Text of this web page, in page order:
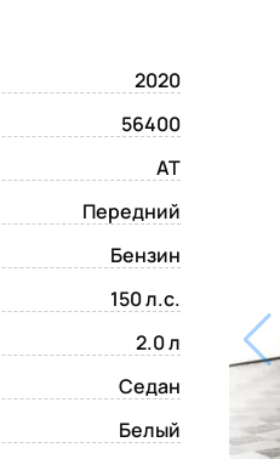
2020
56400
AT
Передний
Бензин
150 л.с.
2.0 л
Седан
Белый